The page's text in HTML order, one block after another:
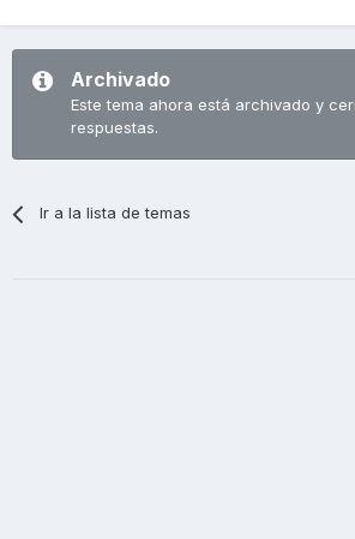
Archivado
Este tema ahora está archivado y
respuestas.
Ir a la lista de temas